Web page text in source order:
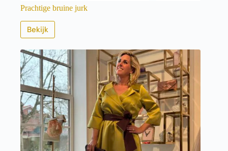
Prachtige bruine jurk
Bekijk